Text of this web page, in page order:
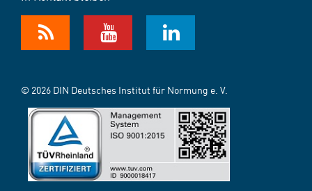
© 2026 DIN Deutsches Institut für Normung e. V.